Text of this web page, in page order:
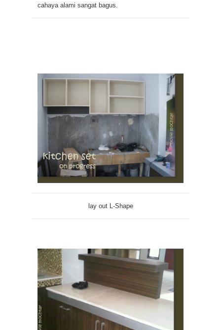
cahaya alami sangat bagus.
lay out L-Shape